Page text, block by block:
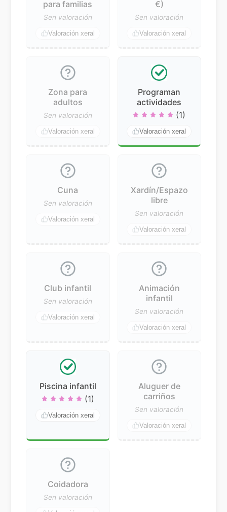
para familias
Sen valoración
Valoración xeral
€)
Sen valoración
Valoración xeral
Zona para
adultos
Sen valoración
Valoración xeral
Programan
actividades
(1)
Valoración xeral
Cuna
Sen valoración
Valoración xeral
Xardín/Espazo
libre
Sen valoración
Valoración xeral
Club infantil
Sen valoración
Valoración xeral
Animación
infantil
Sen valoración
Valoración xeral
Piscina infantil
(1)
Valoración xeral
Aluguer de
carriños
Sen valoración
Valoración xeral
Coidadora
Sen valoración